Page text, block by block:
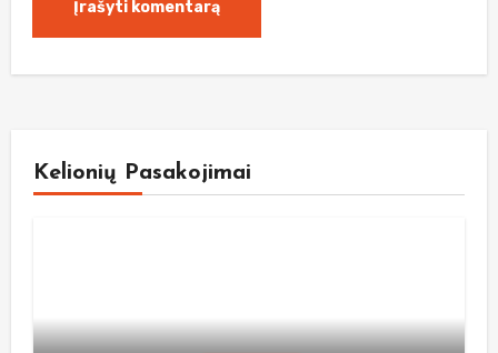
Kelionių Pasakojimai